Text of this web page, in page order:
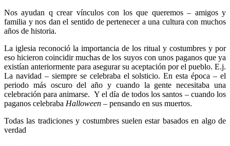
Nos ayudan q crear vínculos con los que queremos – amigos y
familia y nos dan el sentido de pertenecer a una cultura con muchos
años de historia.
La iglesia reconoció la importancia de los ritual y costumbres y por
eso hicieron coincidir muchas de los suyos con unos paganos que ya
existían anteriormente para asegurar su aceptación por el pueblo. E.j.
La navidad – siempre se celebraba el solsticio. En esta época – el
periodo más oscuro del año y cuando la gente necesitaba una
celebración para animarse. Y el día de todos los santos – cuando los
paganos celebraba Halloween – pensando en sus muertos.
Todas las tradiciones y costumbres suelen estar basados en algo de
verdad